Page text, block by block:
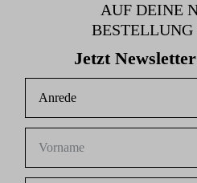
AUF DEINE
BESTELLUNG
Jetzt